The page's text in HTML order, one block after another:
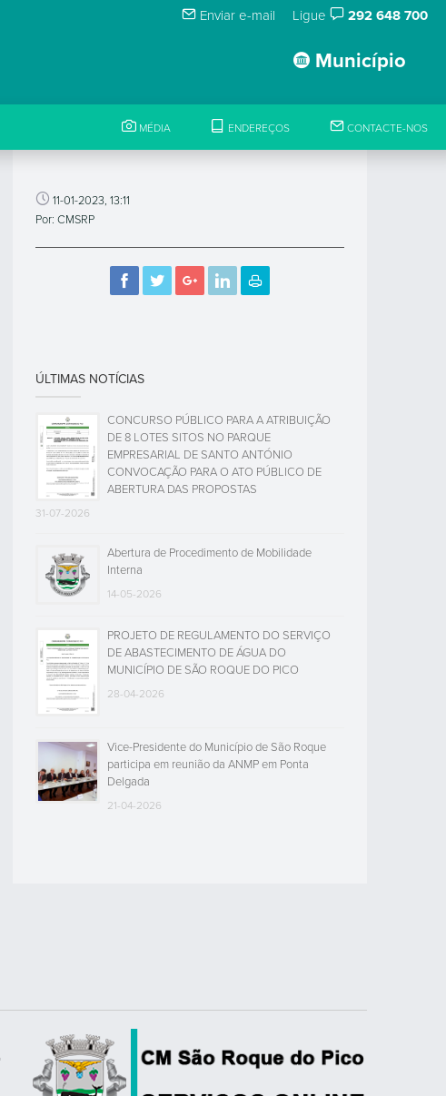
Enviar e-mail Ligue 292 648 700
Município
MÉDIA ENDEREÇOS CONTACTE-NOS
11-01-2023, 13:11
Por: CMSRP
ÚLTIMAS NOTÍCIAS
CONCURSO PÚBLICO PARA A ATRIBUIÇÃO
DE 8 LOTES SITOS NO PARQUE
EMPRESARIAL DE SANTO ANTÓNIO
CONVOCAÇÃO PARA O ATO PÚBLICO DE
ABERTURA DAS PROPOSTAS
31-07-2026
Abertura de Procedimento de Mobilidade
Interna
14-05-2026
PROJETO DE REGULAMENTO DO SERVIÇO
DE ABASTECIMENTO DE ÁGUA DO
MUNICÍPIO DE SÃO ROQUE DO PICO
28-04-2026
Vice-Presidente do Município de São Roque
participa em reunião da ANMP em Ponta
Delgada
21-04-2026